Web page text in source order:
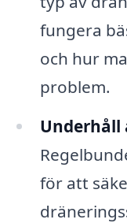
fungera
och hur
problem.
Underhåll
för att